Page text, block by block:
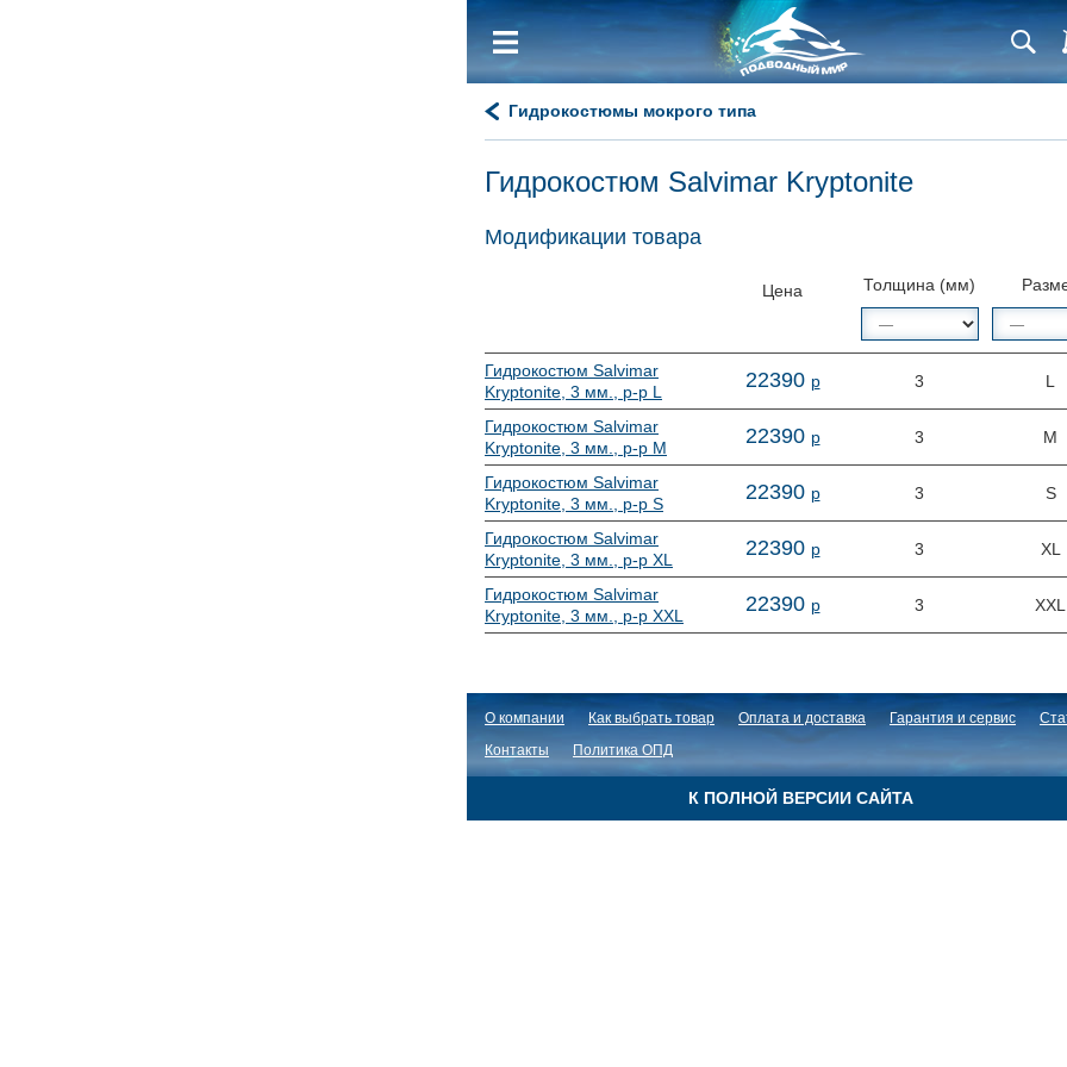
Гидрокостюмы мокрого типа
Гидрокостюм Salvimar Kryptonite
Модификации товара
Цена Толщина (мм)
Гидрокостюм Salvimar
Kryptonite, 3 мм., р-р L
22390 р 3 L
Гидрокостюм Salvimar
Kryptonite, 3 мм., р-р M
22390 р 3 M
Гидрокостюм Salvimar
Kryptonite, 3 мм., р-р S
22390 р 3 S
Гидрокостюм Salvimar
Kryptonite, 3 мм., р-р XL
22390 р 3 XL
Гидрокостюм Salvimar
Kryptonite, 3 мм., р-р XXL
22390 р 3 XXL
О компании Как выбрать товар Оплата и доставка Гарантия и сервис
Контакты
Политика ОПД
К ПОЛНОЙ ВЕРСИИ САЙТА